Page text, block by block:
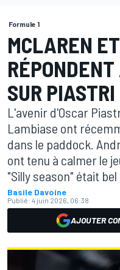
Formule 1
MCLAREN
SUR
L'avenir d'Oscar
Lambiase ont
dans le paddock.
ont tenu à calmer le
"Silly season" était bel
Basile Davoine
Publié: 4 juin 2026, 06:38
AJOUTER